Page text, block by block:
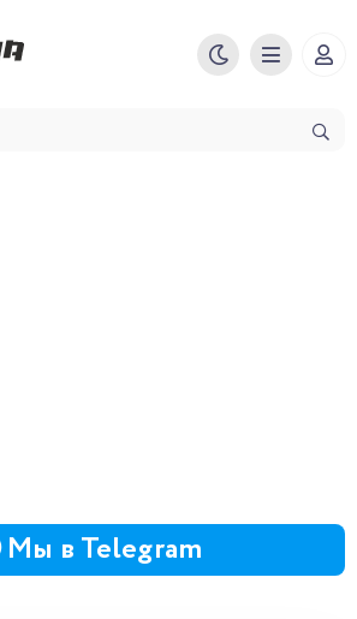
Мы в Telegram